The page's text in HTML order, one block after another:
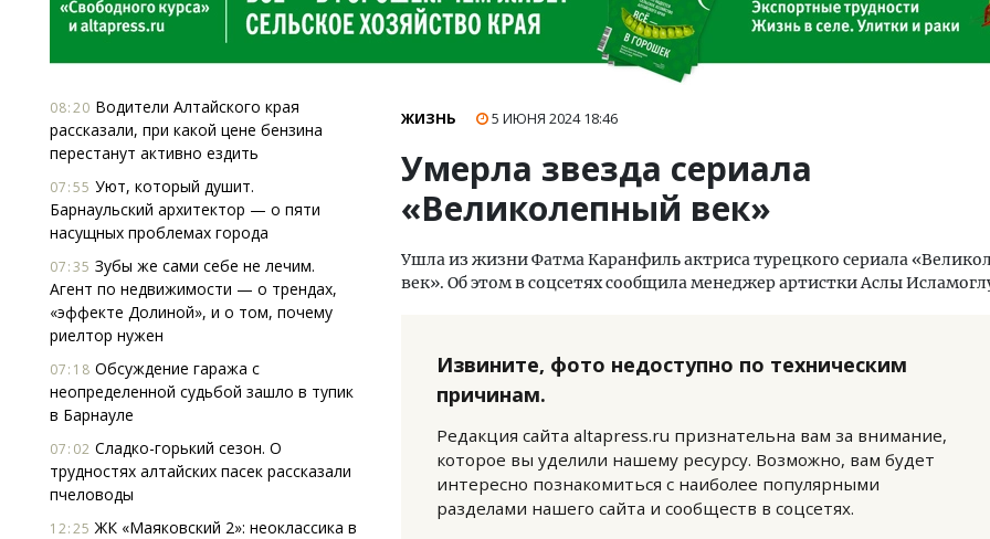
08:20 Водители Алтайского края
рассказали, при какой цене бензина
перестанут активно ездить
07:55 Уют, который душит.
Барнаульский архитектор — о пяти
насущных проблемах города
07:35 Зубы же сами себе не лечим.
Агент по недвижимости — о трендах,
«эффекте Долиной», и о том, почему
риелтор нужен
07:18 Обсуждение гаража с
неопределенной судьбой зашло в тупик
в Барнауле
07:02 Сладко-горький сезон. О
трудностях алтайских пасек рассказали
пчеловоды
12:25 ЖК «Маяковский 2»: неоклассика в
ЖИЗНЬ 5 ИЮНЯ 202418:46
Умерла звезда сериала
«Великолепный век»
Ушла из жизни Фатма Каранфиль актриса турецкого сериала
век». Об этом в соцсетях сообщила менеджер артистки Аслы
Извините, фото недоступно по техническим
причинам.
Редакция сайта altapress.ru признательна вам за внимание,
которое вы уделили нашему ресурсу. Возможно, вам будет
интересно познакомиться с наиболее популярными
разделами нашего сайта и сообществ в соцсетях.